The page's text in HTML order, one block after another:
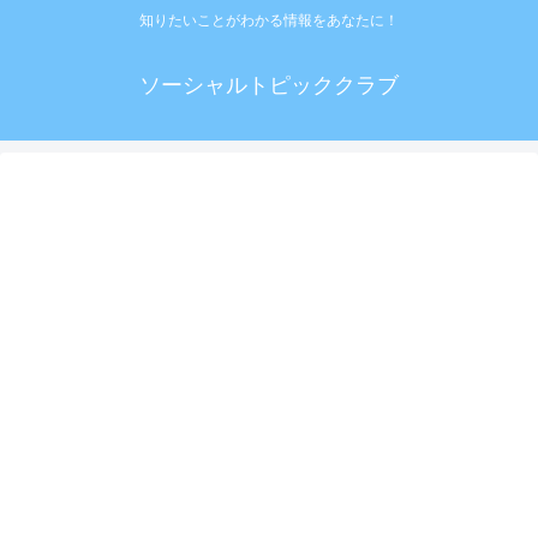
知りたいことがわかる情報をあなたに！
ソーシャルトピッククラブ